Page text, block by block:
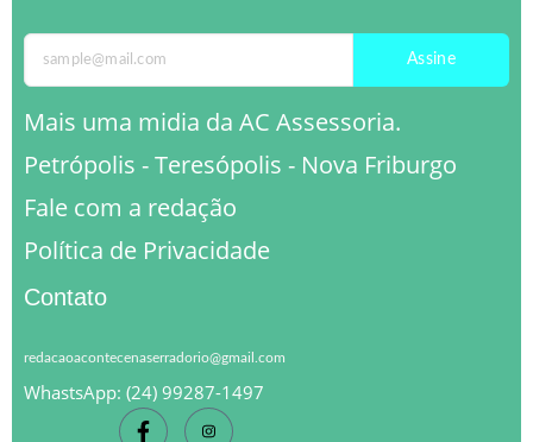
Assine
Mais uma midia da AC Assessoria.
Petrópolis - Teresópolis - Nova Friburgo
Fale com a redação
Política de Privacidade
Contato
redacaoacontecenaserradorio@gmail.com
WhastsApp: (24) 99287-1497